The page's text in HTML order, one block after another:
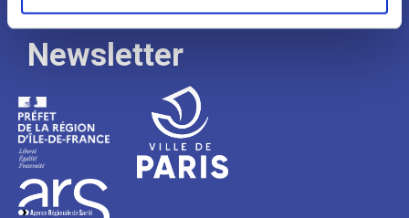
Newsletter